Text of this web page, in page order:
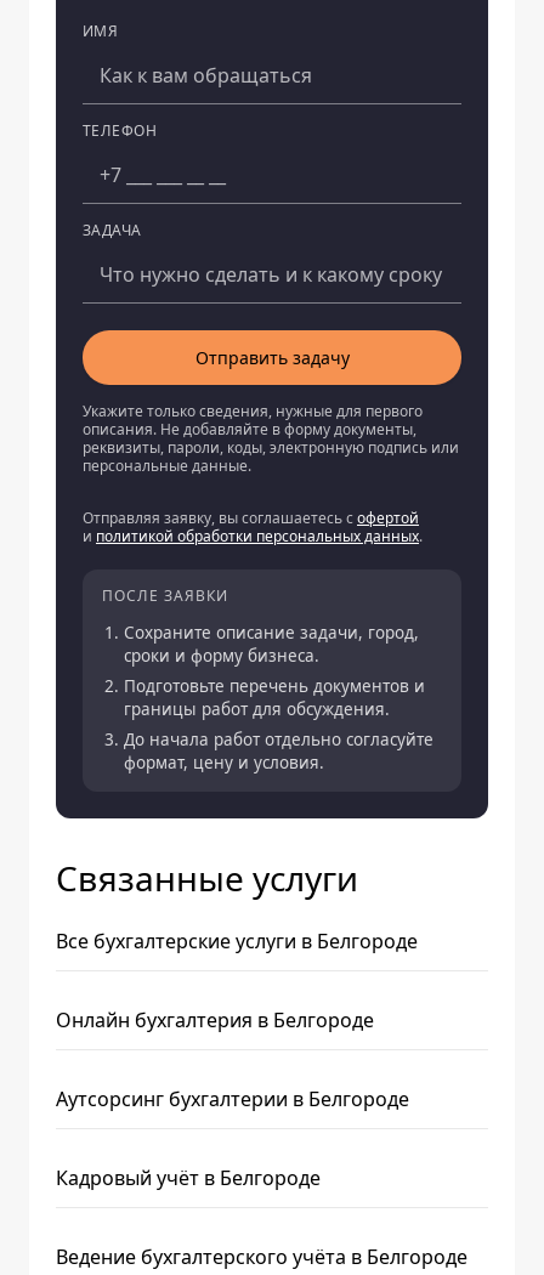
ИМЯ
ТЕЛЕФОН
ЗАДАЧА
Компания
Отправить задачу
Укажите только сведения, нужные для первого
описания. Не добавляйте в форму документы,
реквизиты, пароли, коды, электронную подпись или
персональные данные.
Отправляя заявку, вы соглашаетесь софертой
и политикой обработки персональных данных.
ПОСЛЕ ЗАЯВКИ
Сохраните описание задачи, город,
сроки и форму бизнеса.
Подготовьте перечень документов и
границы работ для обсуждения.
До начала работ отдельно согласуйте
формат, цену и условия.
Связанные услуги
Все бухгалтерские услуги в Белгороде
Онлайн бухгалтерия в Белгороде
Аутсорсинг бухгалтерии в Белгороде
Кадровый учёт в Белгороде
Ведение бухгалтерского учёта в Белгороде